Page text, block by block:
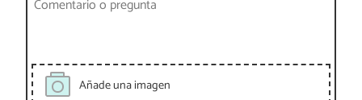
Añade una imagen